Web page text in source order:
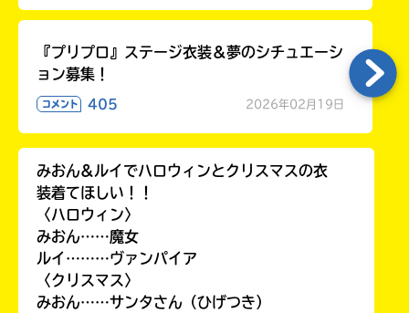
『プリプロ』ステージ衣装＆夢のシチュエーシ
ョン募集！
コメント 405 2026年02月19日
みおん&ルイでハロウィンとクリスマスの衣
装着てほしい！！
〈ハロウィン〉
みおん……魔女
ルイ………ヴァンパイア
〈クリスマス〉
みおん……サンタさん（ひげつき）